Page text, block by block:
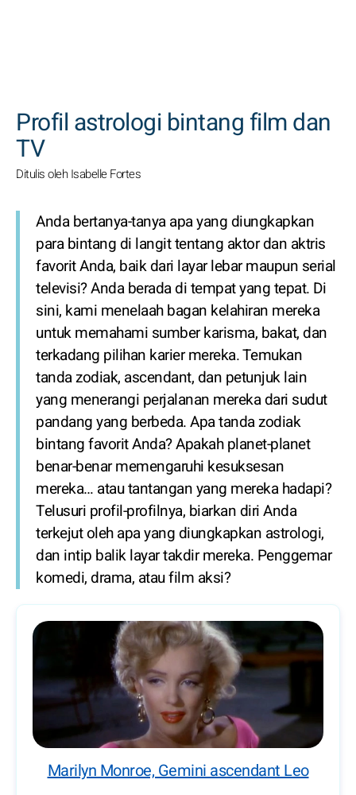
Profil astrologi bintang film dan
TV
Ditulis oleh Isabelle Fortes
Anda bertanya-tanya apa yang diungkapkan
para bintang di langit tentang aktor dan aktris
favorit Anda, baik dari layar lebar maupun serial
televisi? Anda berada di tempat yang tepat. Di
sini, kami menelaah bagan kelahiran mereka
untuk memahami sumber karisma, bakat, dan
terkadang pilihan karier mereka. Temukan
tanda zodiak, ascendant, dan petunjuk lain
yang menerangi perjalanan mereka dari sudut
pandang yang berbeda. Apa tanda zodiak
bintang favorit Anda? Apakah planet-planet
benar-benar memengaruhi kesuksesan
mereka… atau tantangan yang mereka hadapi?
Telusuri profil-profilnya, biarkan diri Anda
terkejut oleh apa yang diungkapkan astrologi,
dan intip balik layar takdir mereka. Penggemar
komedi, drama, atau film aksi?
Marilyn Monroe, Gemini ascendant Leo